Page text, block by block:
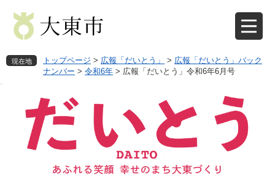
先
を 現在地 トップページ > 広報「だいとう」 > 広報「だいとう」バック
ナンバー > 令和6年 > 広報「だいとう」令和6年6月号